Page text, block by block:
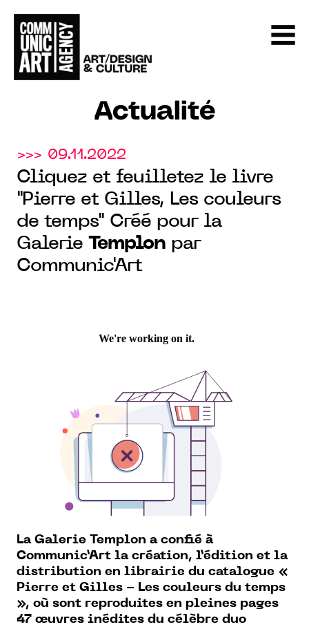
Actualité
>>> 09.11.2022
Cliquez et feuilletez le livre
"Pierre et Gilles, Les couleurs
de temps" Créé pour la
Galerie Templon par
Communic'Art
La Galerie Templon a confié à
Communic’Art la création, l’édition et la
distribution en librairie du catalogue «
Pierre et Gilles - Les couleurs du temps
», où sont reproduites en pleines pages
47 œuvres inédites du célèbre duo